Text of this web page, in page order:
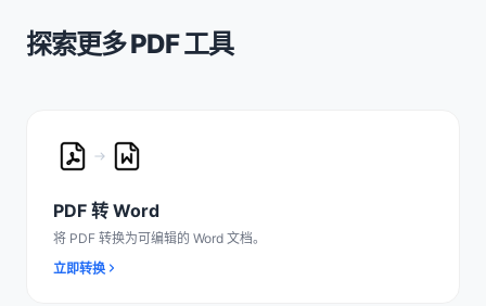
探索更多 PDF 工具
PDF 转 Word
将 PDF 转换为可编辑的 Word 文档。
立即转换